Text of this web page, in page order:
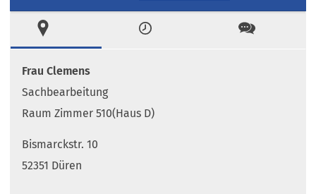
Zeiten Kontakt
Frau Clemens
Sachbearbeitung
Raum Zimmer 510(Haus D)
Bismarckstr. 10
52351 Düren